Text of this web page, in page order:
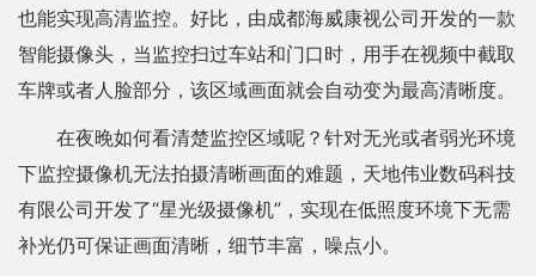
也能实现高清监控。好比，由成都海威康视公司开发的一款
智能摄像头，当监控扫过车站和门口时，用手在视频中截取
车牌或者人脸部分，该区域画面就会自动变为最高清晰度。
在夜晚如何看清楚监控区域呢？针对无光或者弱光环境
下监控摄像机无法拍摄清晰画面的难题，天地伟业数码科技
有限公司开发了“星光级摄像机”，实现在低照度环境下无需
补光仍可保证画面清晰，细节丰富，噪点小。